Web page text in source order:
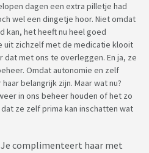
dagen een extra pilletje had
wel een dingetje hoor. Niet omdat
kan, het heeft nu heel goed
uit zichzelf met de medicatie klooit
met ons te overleggen. En ja, ze
Omdat autonomie en zelf
belangrijk zijn. Maar wat nu?
in ons beheer houden of het zo
ze zelf prima kan inschatten wat
Je complimenteert haar met